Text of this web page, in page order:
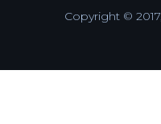
Copyright © 2017,